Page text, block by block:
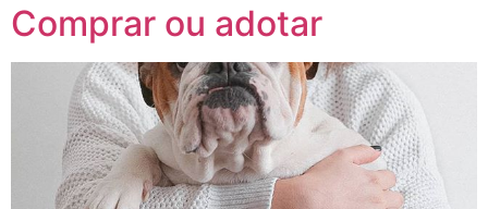
Comprar ou adotar